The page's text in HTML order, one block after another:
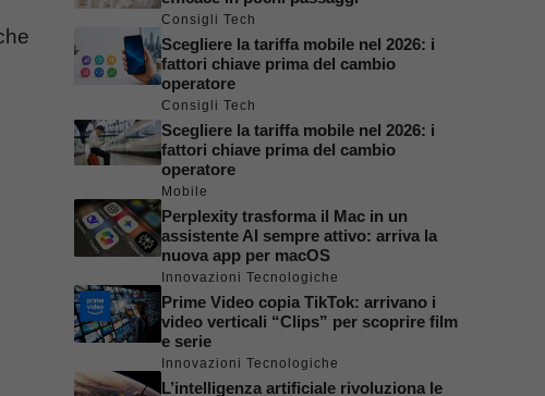
Consigli Tech
Scegliere la tariffa mobile nel 2026: i
fattori chiave prima del cambio
operatore
Consigli Tech
Scegliere la tariffa mobile nel 2026: i
fattori chiave prima del cambio
operatore
Mobile
Perplexity trasforma il Mac in un
assistente AI sempre attivo: arriva la
nuova app per macOS
Innovazioni Tecnologiche
Prime Video copia TikTok: arrivano i
video verticali “Clips” per scoprire film
e serie
Innovazioni Tecnologiche
L’intelligenza artificiale rivoluziona le